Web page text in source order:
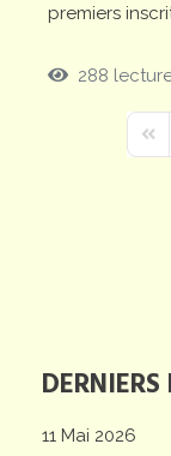
DERNIERS
11 Mai 2026
premiers
288